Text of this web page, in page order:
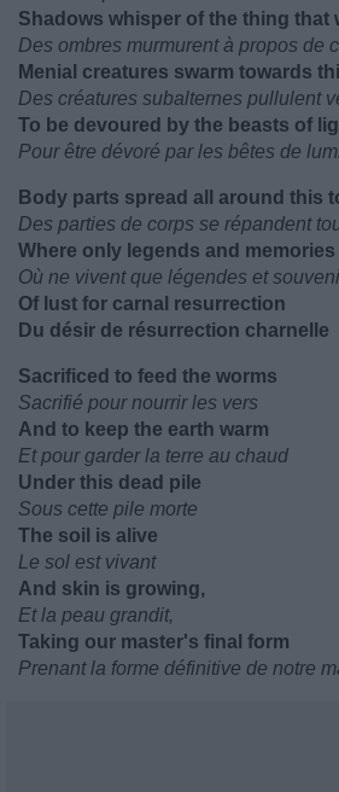
Shadows whisper of the thing that
Des ombres murmurent à propos de
Menial creatures swarm towards
Des créatures subalternes pullulent
To be devoured by the beasts of
Pour être dévoré par les bêtes de
Body parts spread all around this
Des parties de corps se répandent
Where only legends and memories
Où ne vivent que légendes et
Of lust for carnal resurrection
Du désir de résurrection charnelle
Sacrificed to feed the worms
Sacrifié pour nourrir les vers
And to keep the earth warm
Et pour garder la terre au chaud
Under this dead pile
Sous cette pile morte
The soil is alive
Le sol est vivant
And skin is growing,
Et la peau grandit,
Taking our master's final form
Prenant la forme définitive de notre